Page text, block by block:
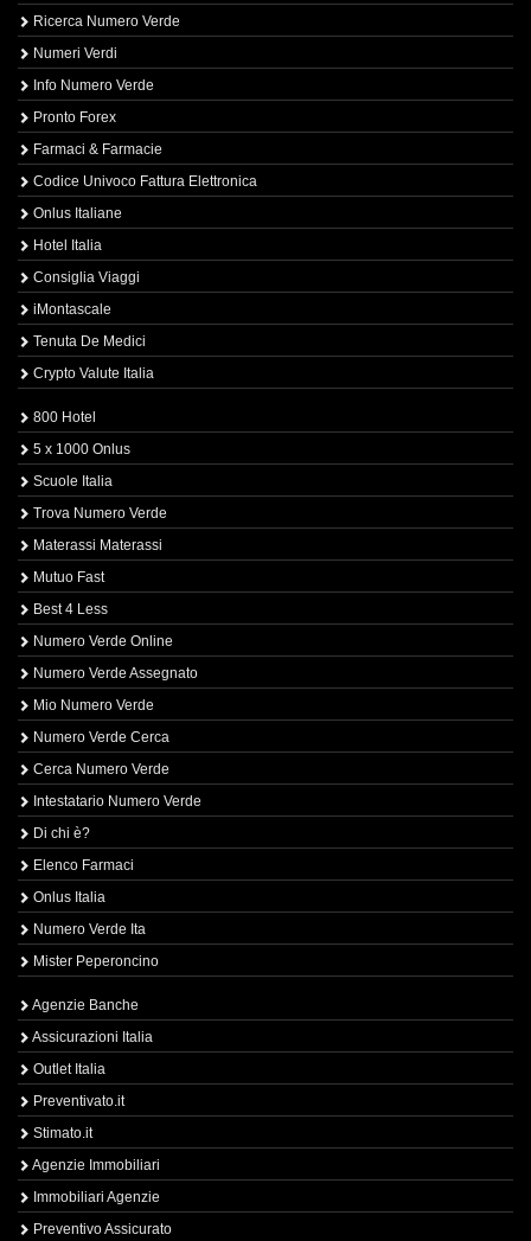
Ricerca Numero Verde
Numeri Verdi
Info Numero Verde
Pronto Forex
Farmaci & Farmacie
Codice Univoco Fattura Elettronica
Onlus Italiane
Hotel Italia
Consiglia Viaggi
iMontascale
Tenuta De Medici
Crypto Valute Italia
800 Hotel
5 x 1000 Onlus
Scuole Italia
Trova Numero Verde
Materassi Materassi
Mutuo Fast
Best 4 Less
Numero Verde Online
Numero Verde Assegnato
Mio Numero Verde
Numero Verde Cerca
Cerca Numero Verde
Intestatario Numero Verde
Di chi è?
Elenco Farmaci
Onlus Italia
Numero Verde Ita
Mister Peperoncino
Agenzie Banche
Assicurazioni Italia
Outlet Italia
Preventivato.it
Stimato.it
Agenzie Immobiliari
Immobiliari Agenzie
Preventivo Assicurato